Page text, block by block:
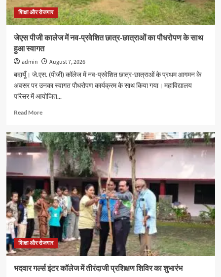
शिक्षा और रोजगार
जेएस पीजी कालेज में नव-प्रवेशित छात्र-छात्राओं का पौधरोपण के साथ
हुआ स्वागत
admin
August 7, 2026
बदायूँ। जे.एस. (पीजी) कॉलेज में नव-प्रवेशित छात्र-छात्राओं के प्रथम आगमन के
अवसर पर उनका स्वागत पौधरोपण कार्यक्रम के साथ किया गया। महाविद्यालय
परिसर में आयोजित...
Read MoreRead
जेएस
पीजी
कालेज
नव-
प्रवेशित
छात्र-
छात्राओं
का
पौधरोपण
के
साथ
हुआ
शिक्षा और रोजगार
भदवार गर्ल्स इंटर कॉलेज में तीरंदाजी प्रशिक्षण शिविर का शुभारंभ